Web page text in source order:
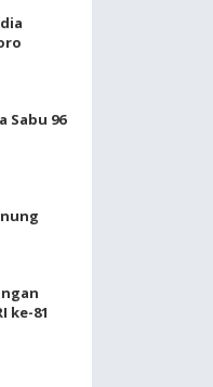
Sabu 96
ke-81